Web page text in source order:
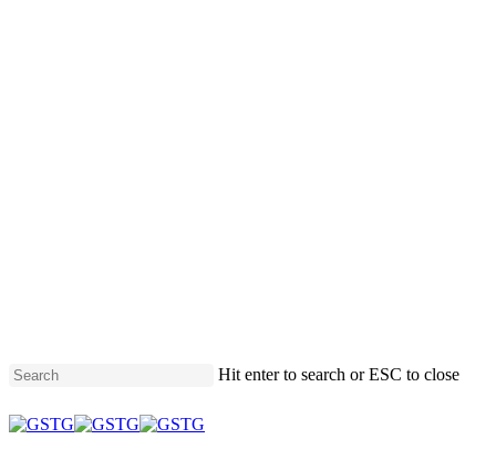
Hit enter to search or ESC to close
Close